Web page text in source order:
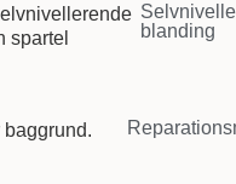
blanding